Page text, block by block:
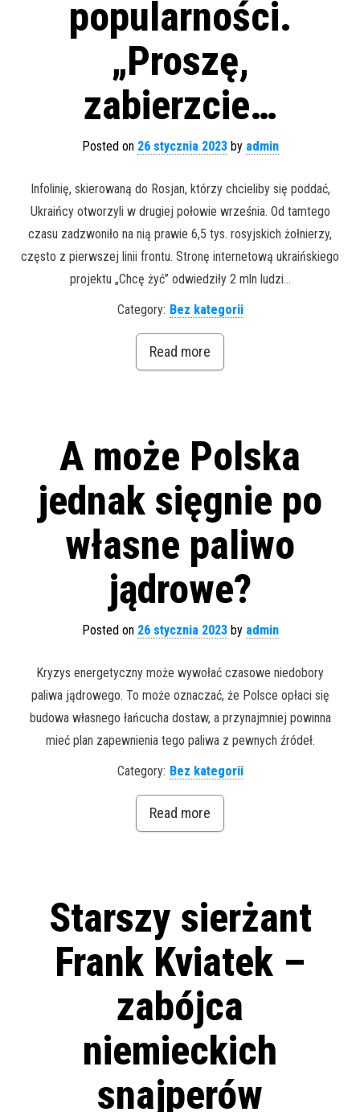
popularności.
„Proszę,
zabierzcie…
Posted on 26 stycznia 2023by admin
Infolinię, skierowaną do Rosjan, którzy chcieliby się poddać,
Ukraińcy otworzyli w drugiej połowie września. Od tamtego
czasu zadzwoniło na nią prawie 6,5 tys. rosyjskich żołnierzy,
często z pierwszej linii frontu. Stronę internetową ukraińskiego
projektu „Chcę żyć” odwiedziły 2 mln ludzi…
Category: Bez kategorii
Read more
A może Polska
jednak sięgnie po
własne paliwo
jądrowe?
Posted on 26 stycznia 2023by admin
Kryzys energetyczny może wywołać czasowe niedobory
paliwa jądrowego. To może oznaczać, że Polsce opłaci się
budowa własnego łańcucha dostaw, a przynajmniej powinna
mieć plan zapewnienia tego paliwa z pewnych źródeł.
Category: Bez kategorii
Read more
Starszy sierżant
Frank Kviatek –
zabójca
niemieckich
snajperów